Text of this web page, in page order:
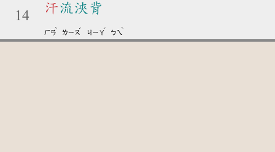
14
汗流浹背
ㄏㄢ
ˋ
ㄌㄧㄡ
ˊ
ㄐㄧㄚ
ˊ
ㄅㄟ
ˋ